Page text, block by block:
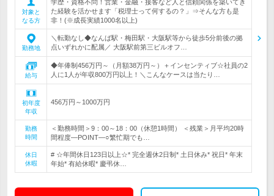
対象と
なる方
学歴・資格不問！営業・金融・接客など人と信頼関係を築いてき
た経験を活かせます「税理士って何するの？」⇒そんな方も是
非！(※成長実績1000名以上)
勤務地
＼転勤なし◆なんば駅・梅田駅・大阪駅等から徒歩5分前後の拠
点いずれかに配属／ 大阪駅前第三ビルオフ…
給与
◆年俸制456万円～（月額38万円～）＋インセンティブ☆社員の2
人に1人が年収800万円以上！＼こんなケースは当たり…
初年度
年収
456万円～1000万円
勤務
時間
＜勤務時間＞9：00～18：00（休憩1時間） ＜残業＞月平均20時
間程度―POINT―○繁忙期でも…
休日
休暇
# ☆年間休日123日以上☆* 完全週休2日制* 土日休み* 祝日* 年末
年始* 有給休暇* 慶弔休…